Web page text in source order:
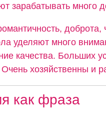
зарабатывать много
уделяют много
качества. Больших
хозяйственны и
как фраза